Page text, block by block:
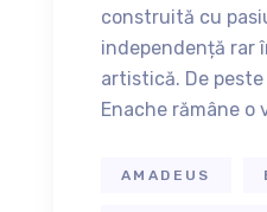
construită cu
independență rar
artistică. De
Enache rămâne o
AMADEUS